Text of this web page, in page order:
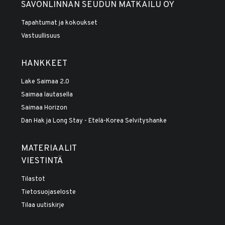
SAVONLINNAN SEUDUN MATKAILU OY
Tapahtumat ja kokoukset
Vastuullisuus
HANKKEET
Lake Saimaa 2.0
Saimaa lautasella
Saimaa Horizon
Dan Hak ja Long Stay - Etelä-Korea Selvityshanke
MATERIAALIT
VIESTINTÄ
Tilastot
Tietosuojaseloste
Tilaa uutiskirje